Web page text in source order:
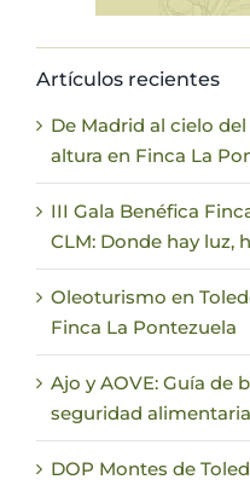
Artículos recientes
De Madrid al cielo
altura en Finca La
III Gala Benéfica
CLM: Donde hay luz,
Oleoturismo en
Finca La Pontezuela
Ajo y AOVE: Guía de
seguridad alimentaria
DOP Montes de